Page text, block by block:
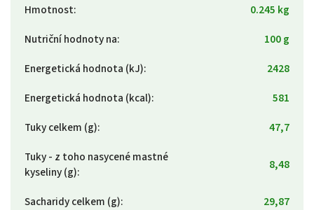
Hmotnost:
0.245 kg
Nutriční hodnoty na:
100 g
Energetická hodnota (kJ):
2428
Energetická hodnota (kcal):
581
Tuky celkem (g):
47,7
Tuky - z toho nasycené mastné
kyseliny (g): 8,48
Sacharidy celkem (g):
29,87